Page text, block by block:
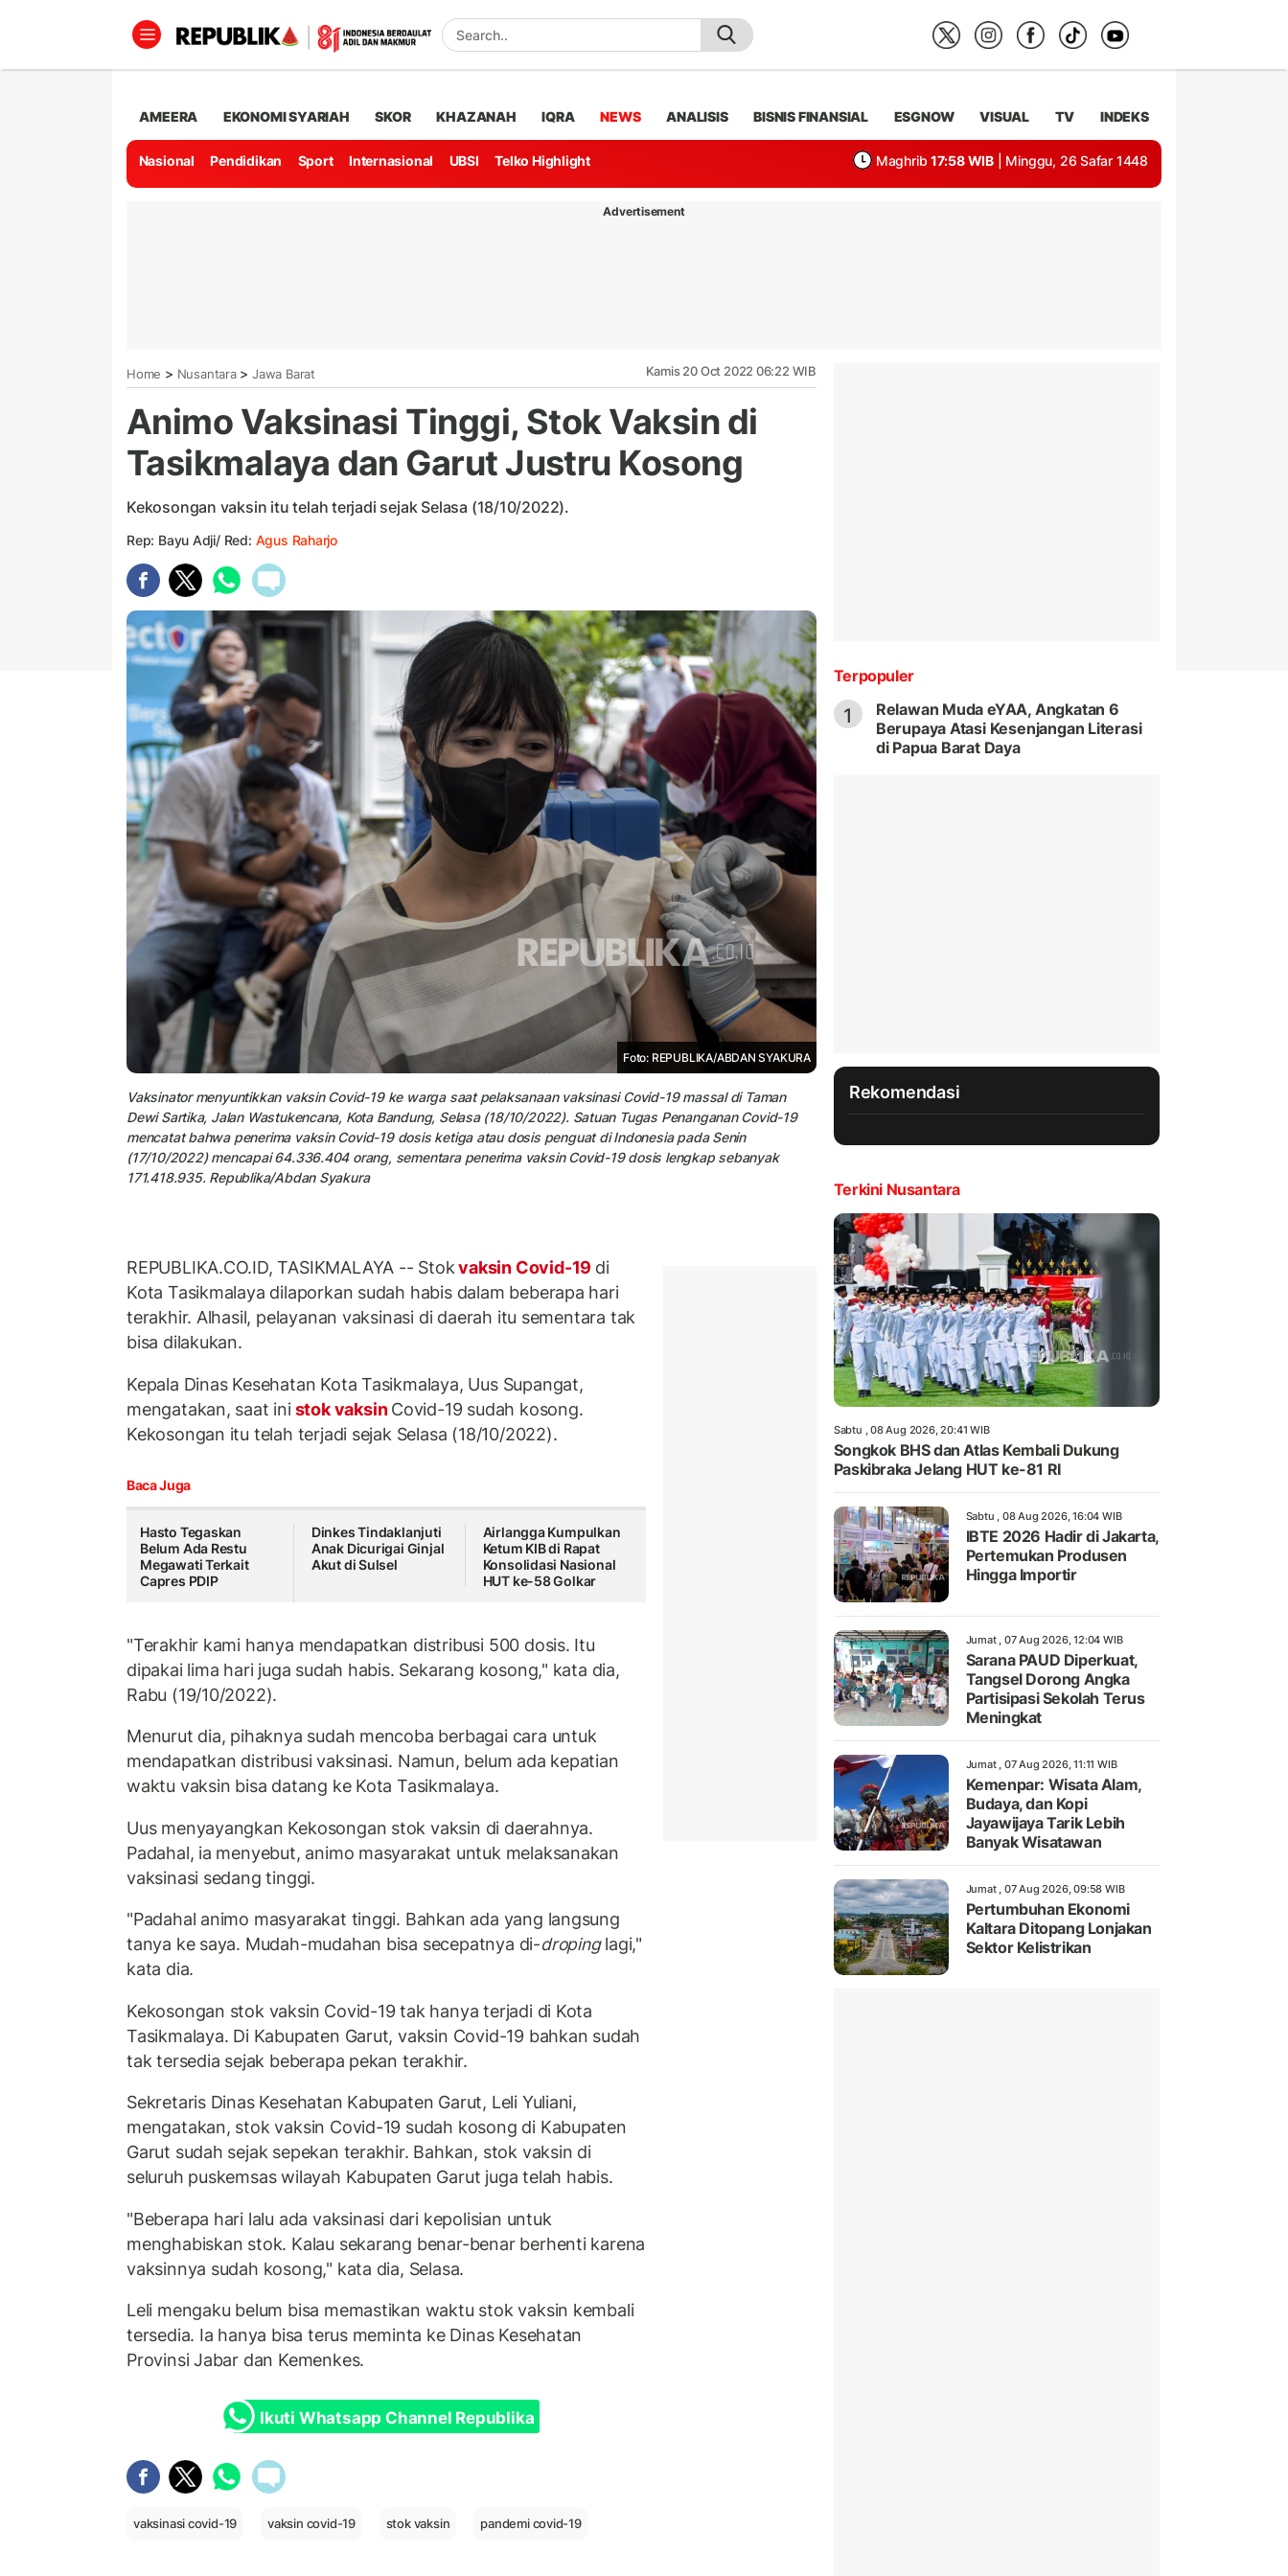
AMEERA EKONOMI SYARIAH SKOR KHAZANAH IQRA NEWS ANALISIS BISNIS FINANSIAL ESGNOW VISUAL TV INDEKS
Nasional Pendidikan Sport Internasional UBSI Telko Highlight Maghrib 17:58 WIB | Minggu, 26 Safar 1448
Advertisement
Home > Nusantara> Jawa Barat Kamis 20 Oct 2022 06:22 WIB
Animo Vaksinasi Tinggi, Stok Vaksin di
Tasikmalaya dan Garut Justru Kosong
Kekosongan vaksin itu telah terjadi sejak Selasa (18/10/2022).
Rep: Bayu Adji/ Red: Agus Raharjo
Foto: REPUBLIKA/ABDAN SYAKURA
Vaksinator menyuntikkan vaksin Covid-19 ke warga saat pelaksanaan vaksinasi Covid-19 massal di Taman
Dewi Sartika, Jalan Wastukencana, Kota Bandung, Selasa (18/10/2022). Satuan Tugas Penanganan Covid-19
mencatat bahwa penerima vaksin Covid-19 dosis ketiga atau dosis penguat di Indonesia pada Senin
(17/10/2022) mencapai 64.336.404 orang, sementara penerima vaksin Covid-19 dosis lengkap sebanyak
171.418.935. Republika/Abdan Syakura
REPUBLIKA.CO.ID, TASIKMALAYA -- Stokvaksin Covid-19 di
Kota Tasikmalaya dilaporkan sudah habis dalam beberapa hari
terakhir. Alhasil, pelayanan vaksinasi di daerah itu sementara tak
bisa dilakukan.
Kepala Dinas Kesehatan Kota Tasikmalaya, Uus Supangat,
mengatakan, saat inistok vaksinCovid-19 sudah kosong.
Kekosongan itu telah terjadi sejak Selasa (18/10/2022).
Baca Juga
Hasto Tegaskan
Belum Ada Restu
Megawati Terkait
Capres PDIP
Dinkes Tindaklanjuti
Anak Dicurigai Ginjal
Akut di Sulsel
Airlangga Kumpulkan
Ketum KIB di Rapat
Konsolidasi Nasional
HUT ke-58 Golkar
"Terakhir kami hanya mendapatkan distribusi 500 dosis. Itu
dipakai lima hari juga sudah habis. Sekarang kosong," kata dia,
Rabu (19/10/2022).
Menurut dia, pihaknya sudah mencoba berbagai cara untuk
mendapatkan distribusi vaksinasi. Namun, belum ada kepatian
waktu vaksin bisa datang ke Kota Tasikmalaya.
Uus menyayangkan Kekosongan stok vaksin di daerahnya.
Padahal, ia menyebut, animo masyarakat untuk melaksanakan
vaksinasi sedang tinggi.
"Padahal animo masyarakat tinggi. Bahkan ada yang langsung
tanya ke saya. Mudah-mudahan bisa secepatnya di-dropinglagi,"
kata dia.
Kekosongan stok vaksin Covid-19 tak hanya terjadi di Kota
Tasikmalaya. Di Kabupaten Garut, vaksin Covid-19 bahkan sudah
tak tersedia sejak beberapa pekan terakhir.
Sekretaris Dinas Kesehatan Kabupaten Garut, Leli Yuliani,
mengatakan, stok vaksin Covid-19 sudah kosong di Kabupaten
Garut sudah sejak sepekan terakhir. Bahkan, stok vaksin di
seluruh puskemsas wilayah Kabupaten Garut juga telah habis.
"Beberapa hari lalu ada vaksinasi dari kepolisian untuk
menghabiskan stok. Kalau sekarang benar-benar berhenti karena
vaksinnya sudah kosong," kata dia, Selasa.
Leli mengaku belum bisa memastikan waktu stok vaksin kembali
tersedia. Ia hanya bisa terus meminta ke Dinas Kesehatan
Provinsi Jabar dan Kemenkes.
Ikuti Whatsapp Channel Republika
vaksinasi covid-19 vaksin covid-19 stok vaksin pandemi covid-19
Terpopuler
1
Relawan Muda eYAA, Angkatan 6
Berupaya Atasi Kesenjangan Literasi
di Papua Barat Daya
Rekomendasi
Terkini Nusantara
Sabtu , 08 Aug 2026, 20:41 WIB
Songkok BHS dan Atlas Kembali Dukung
Paskibraka Jelang HUT ke-81 RI
Sabtu , 08 Aug 2026, 16:04 WIB
IBTE 2026 Hadir di Jakarta,
Pertemukan Produsen
Hingga Importir
Jumat , 07 Aug 2026, 12:04 WIB
Sarana PAUD Diperkuat,
Tangsel Dorong Angka
Partisipasi Sekolah Terus
Meningkat
Jumat , 07 Aug 2026, 11:11 WIB
Kemenpar: Wisata Alam,
Budaya, dan Kopi
Jayawijaya Tarik Lebih
Banyak Wisatawan
Jumat , 07 Aug 2026, 09:58 WIB
Pertumbuhan Ekonomi
Kaltara Ditopang Lonjakan
Sektor Kelistrikan